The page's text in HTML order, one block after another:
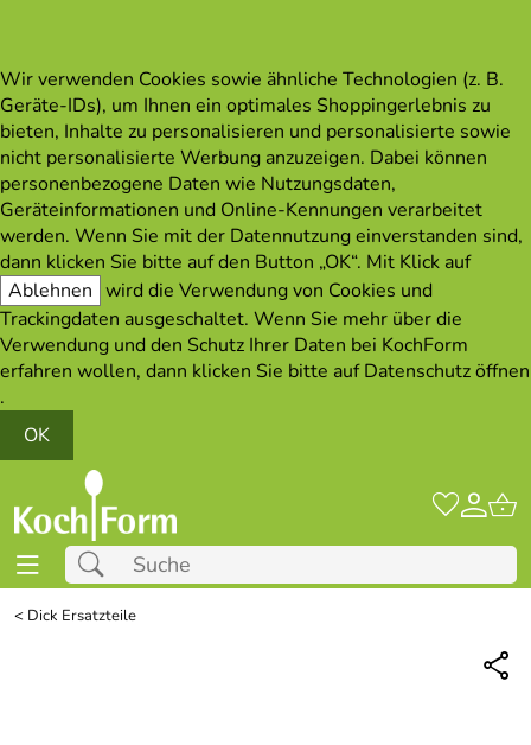
Wir verwenden Cookies sowie ähnliche Technologien (z. B.
Geräte-IDs), um Ihnen ein optimales Shoppingerlebnis zu
bieten, Inhalte zu personalisieren und personalisierte sowie
nicht personalisierte Werbung anzuzeigen. Dabei können
personenbezogene Daten wie Nutzungsdaten,
Geräteinformationen und Online-Kennungen verarbeitet
werden. Wenn Sie mit der Datennutzung einverstanden sind,
dann klicken Sie bitte auf den Button „OK“. Mit Klick auf
Ablehnen wird die Verwendung von Cookies und
Trackingdaten ausgeschaltet. Wenn Sie mehr über die
Verwendung und den Schutz Ihrer Daten bei KochForm
erfahren wollen, dann klicken Sie bitte aufDatenschutz öffnen
.
OK
< Dick Ersatzteile